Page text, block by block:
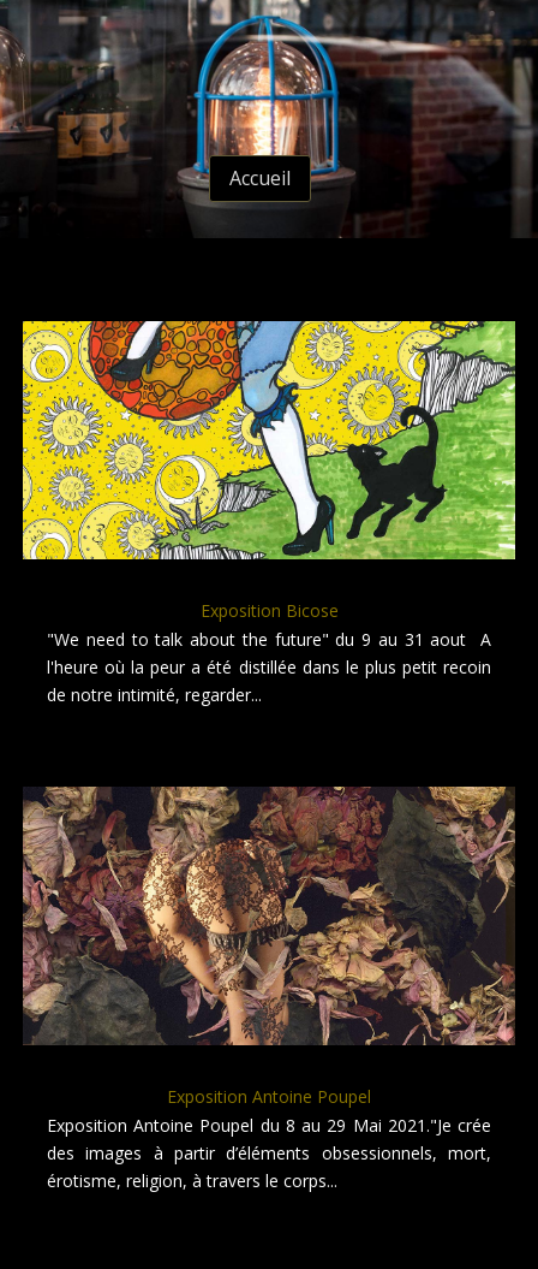
Accueil
Exposition Bicose
"We need to talk about the future" du 9 au 31 aout A
l'heure où la peur a été distillée dans le plus petit recoin
de notre intimité, regarder...
Exposition Antoine Poupel
Exposition Antoine Poupel du 8 au 29 Mai 2021."Je crée
des images à partir d’éléments obsessionnels, mort,
érotisme, religion, à travers le corps...